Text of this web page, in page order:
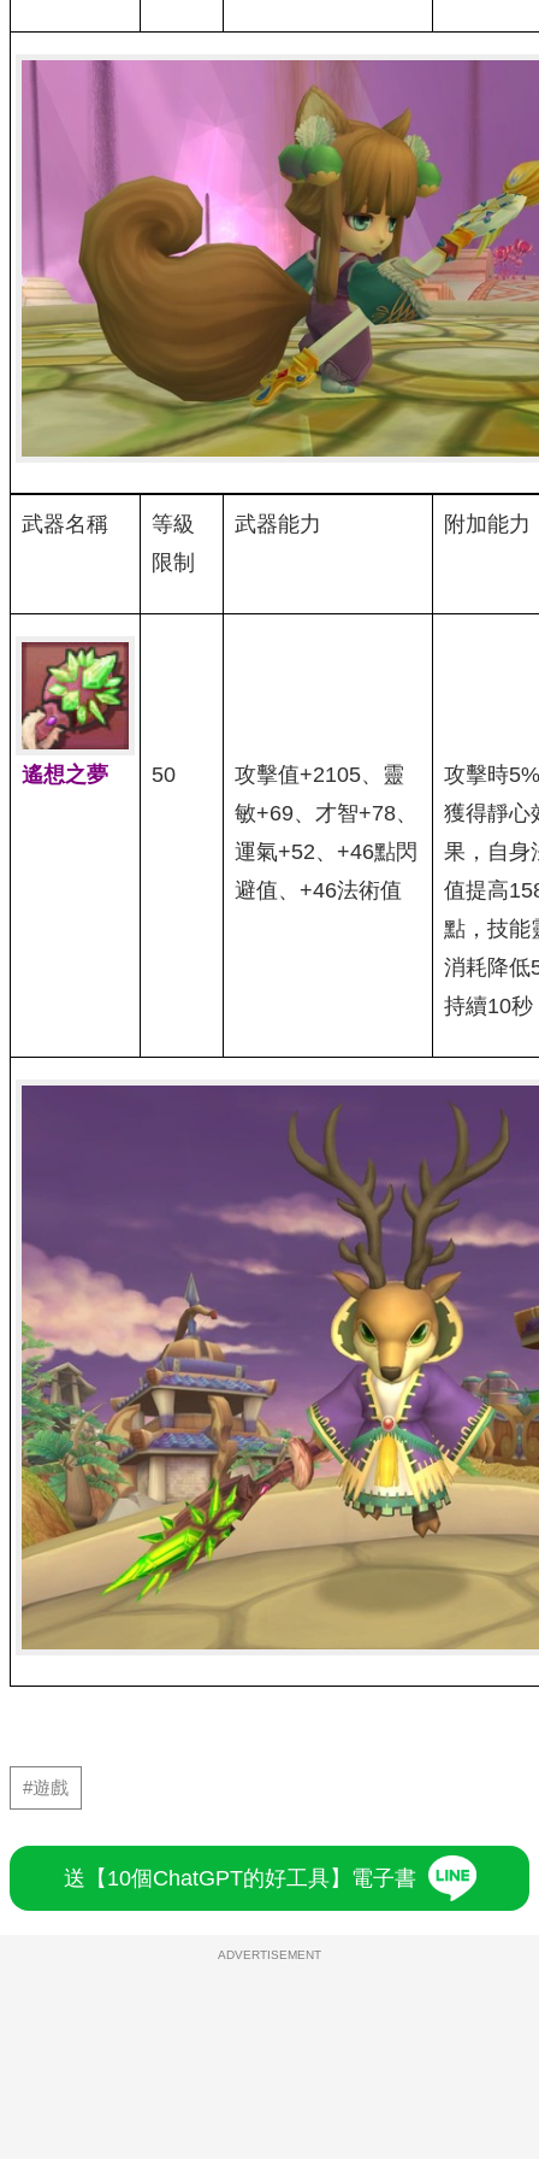
武器名稱
等級
限制
武器能力 附加能力
遙想之夢 50
攻擊值+2105、靈
敏+69、才智+78、
運氣+52、+46點閃
避值、+46法術值
攻擊時
獲得靜心
果，自身
值提高
點，技能
消耗降低
持續10秒
#遊戲
送【10個ChatGPT的好工具】電子書
ADVERTISEMENT